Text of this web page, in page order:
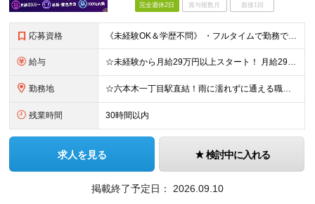
完全週休2日 賞与複数月 面接1回
応募資格 《未経験OK＆学歴不問》 ・フルタイムで勤務できる方 ・オフィス勤務が可能な方 ・日本語がネイティブレベルの方 ☆外国籍の方もご活躍いただけます！ ＼こんな方にピッタリです！／ ◎数字やノルマに追わ
給与 ☆未経験から月給29万円以上スタート！ 月給29万1,582円～37万4,957円（生涯設計手当を含む）＋交通費全額支給 ★評価について 対応数などの「数字」では評価しません。 日々の対応の丁寧さな
勤務地 ☆六本木一丁目駅直結！雨に濡れずに通える職場 【本社】東京都港区六本木1-4-5 アークヒルズサウスタワー18F ※(変更の範囲)上記を除く当社関連勤務地 ＼オンもオフも充実する、六本木エリアでの
残業時間 30時間以内
求人を見る 検討中に入れる
掲載終了予定日： 2026.09.10